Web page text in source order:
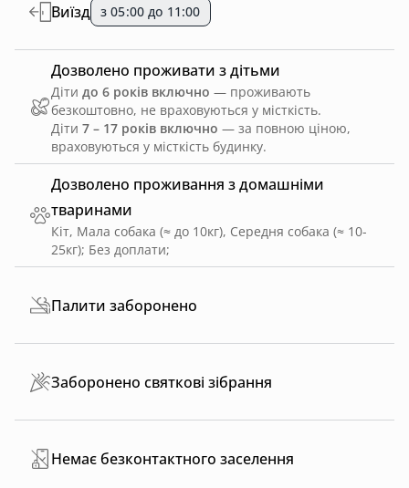
Дозволено проживання з домашніми
тваринами
Кіт, Мала собака (≈ до 10кг), Середня собака (≈ 10-
25кг); Без доплати;
Виїзд з 05:00 до 11:00
Дозволено проживати з дітьми
Діти до 6 років включно — проживають
безкоштовно, не враховуються у місткість.
Діти 7 – 17 років включно — за повною ціною,
враховуються у місткість будинку.
Палити заборонено
Заборонено святкові зібрання
Немає безконтактного заселення